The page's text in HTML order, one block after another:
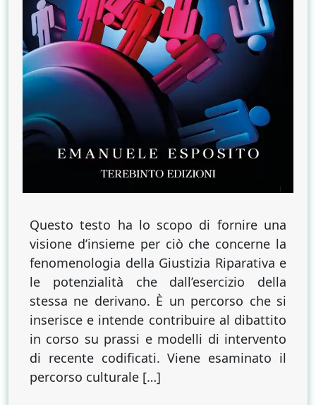
Questo testo ha lo scopo di fornire una
visione d’insieme per ciò che concerne la
fenomenologia della Giustizia Riparativa e
le potenzialità che dall’esercizio della
stessa ne derivano. È un percorso che si
inserisce e intende contribuire al dibattito
in corso su prassi e modelli di intervento
di recente codificati. Viene esaminato il
percorso culturale […]